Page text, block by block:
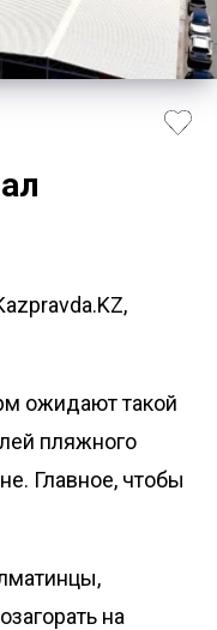
ожидают такой
пляжного
Главное, чтобы
на